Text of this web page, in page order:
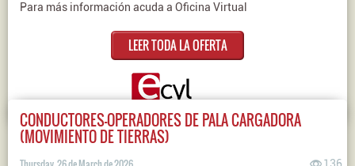
Para más información acuda a Oficina Virtual
LEER TODA LA OFERTA
CONDUCTORES-OPERADORES DE PALA CARGADORA
(MOVIMIENTO DE TIERRAS)